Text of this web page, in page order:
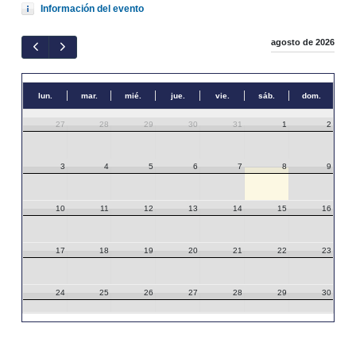
Información del evento
agosto de 2026
lun. mar. mié. jue. vie. sáb. dom.
27 28 29 30 31 1 2
3 4 5 6 7 8 9
10 11 12 13 14 15 16
17 18 19 20 21 22 23
24 25 26 27 28 29 30